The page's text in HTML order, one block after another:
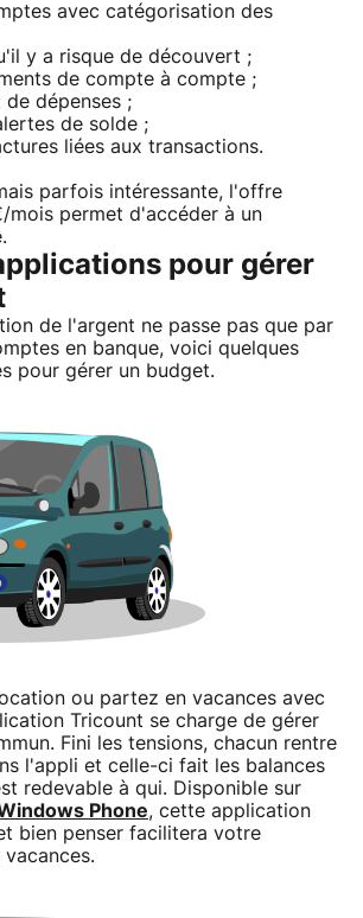
avec catégorisation des
y a risque de découvert ;
de compte à compte ;
dépenses ;
de solde ;
liées aux transactions.
parfois intéressante, l'offre
mois permet d'accéder à un
pour gérer
de l'argent ne passe pas que par
en banque, voici quelques
pour gérer un budget.
ou partez en vacances avec
Tricount se charge de gérer
Fini les tensions, chacun rentre
l'appli et celle-ci fait les balances
redevable à qui. Disponible sur
Phone, cette application
bien penser facilitera votre